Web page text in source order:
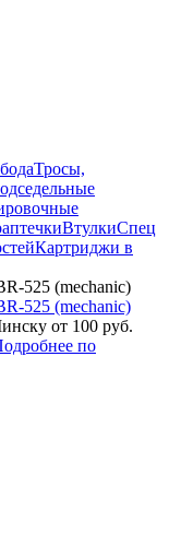
Тросы,
ВтулкиСпец
Картриджи в
525 (mechanic)
от 100 руб.
по